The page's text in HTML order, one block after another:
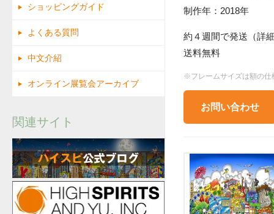
制作年：2018年
約４週間で発送（詳
送料無料
※フレームサイズは額の仕
お問い合わせ
ショッピングガイド
よくある質問
中文介紹
オンライン展覧会アーカイブ
関連サイト